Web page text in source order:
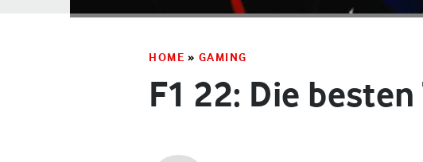
HOME » GAMING
F1 22: Die